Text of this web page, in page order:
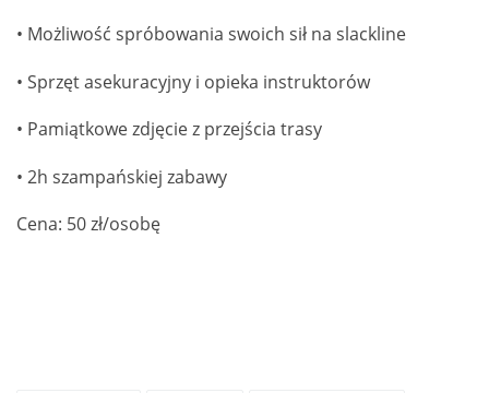
• Możliwość spróbowania swoich sił na slackline
• Sprzęt asekuracyjny i opieka instruktorów
• Pamiątkowe zdjęcie z przejścia trasy
• 2h szampańskiej zabawy
Cena: 50 zł/osobę